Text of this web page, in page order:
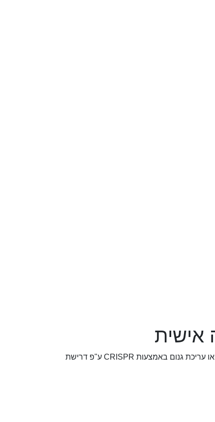
אישית
אנו מציעים שירותים מותאמים אישית כגון אימורטליזציה של תאים ע"פ דרישה או עריכת גנום באמצעות CRISPR ע"פ דרישת